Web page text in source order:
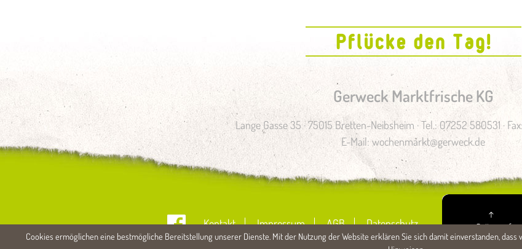
Gerweck Marktfrische KG
Lange Gasse 35 · 75015 Bretten-Neibsheim · Tel.: 07252 580531 ·
E-Mail: wochenmarkt@gerweck.de
Kontakt Impressum AGB Datenschutz
↑
zum
Cookies ermöglichen eine bestmögliche Bereitstellung unserer Dienste. Mit der Nutzung der Website erklären Sie sich damit einverstanden, dass